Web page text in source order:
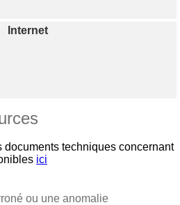
Internet
documents techniques concernant
ici
ou une anomalie